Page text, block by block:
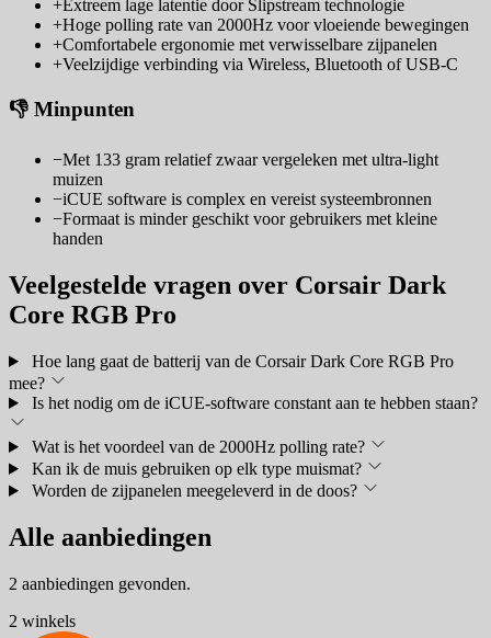
+Extreem lage latentie door Slipstream technologie
+Hoge polling rate van 2000Hz voor vloeiende bewegingen
+Comfortabele ergonomie met verwisselbare zijpanelen
+Veelzijdige verbinding via Wireless, Bluetooth of USB-C
👎 Minpunten
−Met 133 gram relatief zwaar vergeleken met ultra-light
muizen
−iCUE software is complex en vereist systeembronnen
−Formaat is minder geschikt voor gebruikers met kleine
handen
Veelgestelde vragen over Corsair Dark
Core RGB Pro
Hoe lang gaat de batterij van de Corsair Dark Core RGB Pro
mee?
Is het nodig om de iCUE-software constant aan te hebben staan?
Wat is het voordeel van de 2000Hz polling rate?
Kan ik de muis gebruiken op elk type muismat?
Worden de zijpanelen meegeleverd in de doos?
Alle aanbiedingen
2 aanbiedingen gevonden.
2 winkels